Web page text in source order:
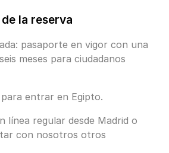
la reserva
pasaporte en vigor con una
meses para ciudadanos
entrar en Egipto.
línea regular desde Madrid o
con nosotros otros